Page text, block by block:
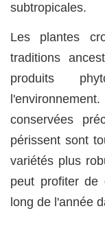
subtropicales.
Les plantes
traditions
produits
conservées
périssent sont
variétés plus
peut profiter
long de l'année